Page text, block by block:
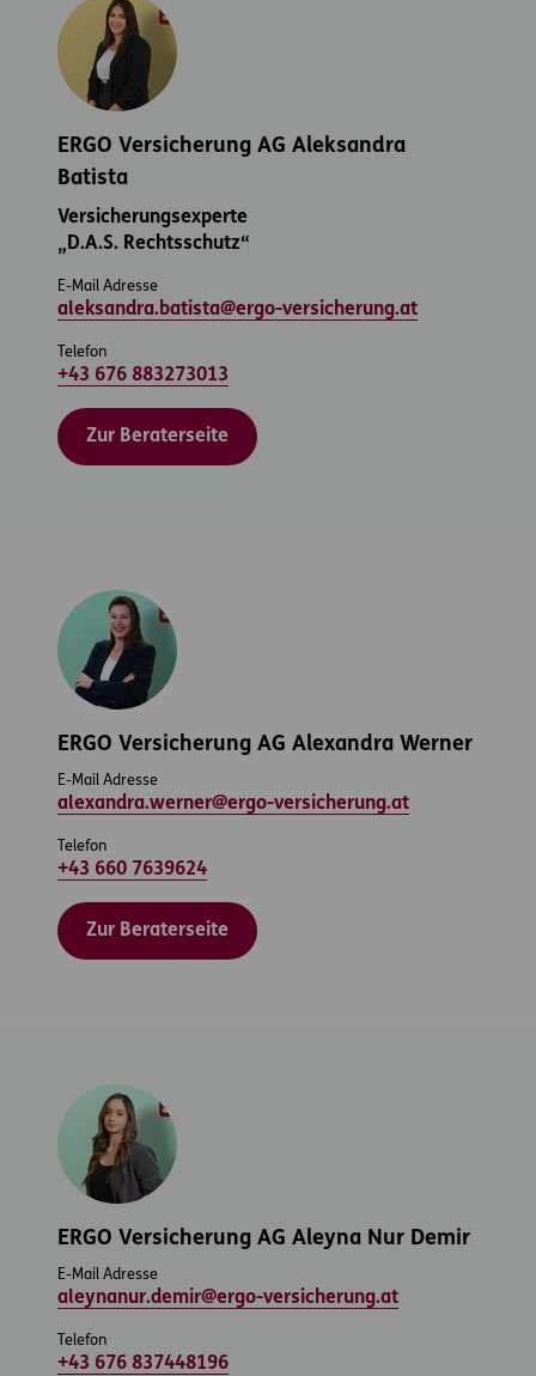
ERGO Versicherung AG Aleksandra
Batista
Versicherungsexperte
„D.A.S. Rechtsschutz“
E-Mail Adresse
aleksandra.batista@ergo-versicherung.at
Telefon
+43 676 883273013
Zur Beraterseite
ERGO Versicherung AG Alexandra Werner
E-Mail Adresse
alexandra.werner@ergo-versicherung.at
Telefon
+43 660 7639624
Zur Beraterseite
ERGO Versicherung AG Aleyna Nur Demir
E-Mail Adresse
aleynanur.demir@ergo-versicherung.at
Telefon
+43 676 837448196